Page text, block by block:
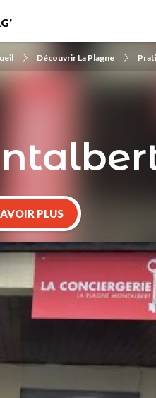
Découvrir La Plagne
PLUS